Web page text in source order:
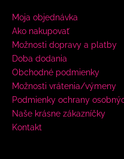
Moja objednávka
Ako nakupovať
Možnosti dopravy a platby
Doba dodania
Obchodné podmienky
Možnosti vrátenia/výmeny
Podmienky ochrany
Naše krásne zákazníčky
Kontakt